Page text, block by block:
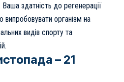
здатність до регенерації
організм на
видів спорту та
– 21